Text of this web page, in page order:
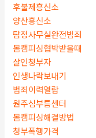
후불제흥신소
양산흥신소
탐정사무실완전범죄
몸캠피싱협박받을때
살인청부자
인생나락보내기
범죄이력열람
원주심부름센터
몸캠피싱해결방법
청부폭행가격